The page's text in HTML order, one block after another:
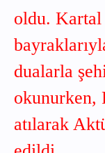
oldu. Kartal
dualarla
okunurken,
atılarak